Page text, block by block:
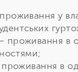
у
проживання в
в